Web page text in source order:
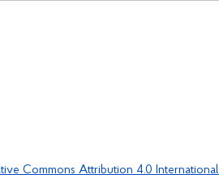
Commons Attribution 4.0 International